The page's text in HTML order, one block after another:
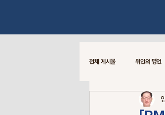
전체 게시물 위인의 명언
WSDOT CREM 소식